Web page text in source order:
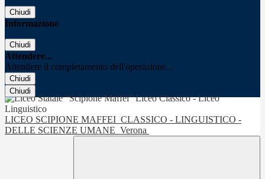
Chiudi
Informazione
Chiudi
Attendere...
Attendere il completamento dell'operazione...
Chiudi
Chiudi
LICEO SCIPIONE MAFFEI CLASSICO - LINGUISTICO -
DELLE SCIENZE UMANE Verona